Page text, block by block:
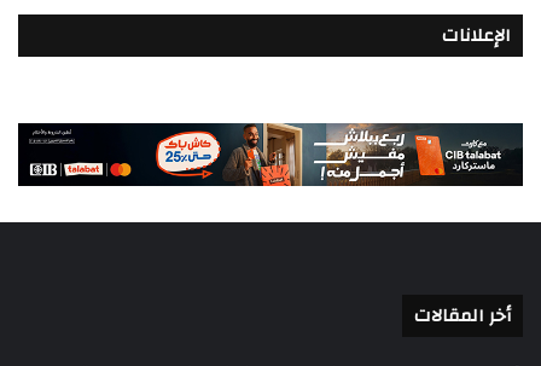
الإعلانات
أخر المقالات